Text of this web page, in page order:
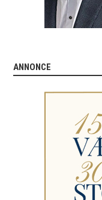
ANNONCE